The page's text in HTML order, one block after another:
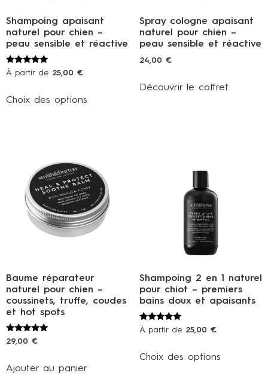
Shampoing apaisant
naturel pour chien –
peau sensible et réactive
Note
5.00
À partir de 25,00 €
Choix des options
Spray cologne apaisant
naturel pour chien –
peau sensible et réactive
24,00 €
Découvrir le coffret
Baume réparateur
naturel pour chien –
coussinets, truffe, coudes
et hot spots
Note
5.00
29,00 €
Ajouter au panier
Shampoing 2 en 1 naturel
pour chiot – premiers
bains doux et apaisants
Note
5.00
À partir de 25,00 €
Choix des options